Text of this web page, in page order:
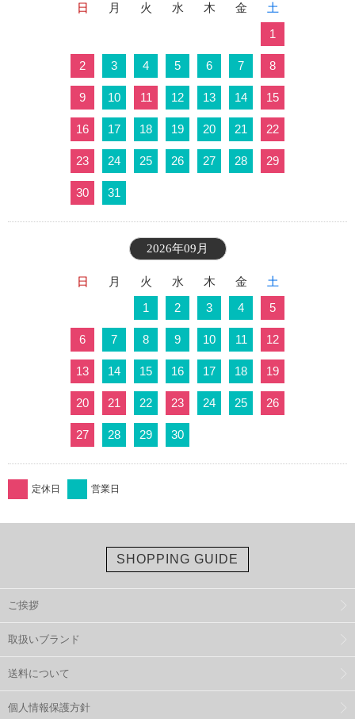
日 月 火 水 木 金
土
1
2 3 4 5 6 7 8
9 10 11 12 13 14 15
16 17 18 19 20 21 22
23 24 25 26 27 28 29
30 31
2026年09月
日 月 火 水 木 金
土
1
2 3 4 5
6 7 8 9 10 11 12
13 14 15 16 17 18 19
20 21 22 23 24 25 26
27 28 29 30
定休日 営業日
SHOPPING GUIDE
ご挨拶
取扱いブランド
送料について
個人情報保護方針